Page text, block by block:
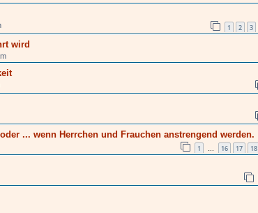
1 2 3
wird
... wenn Herrchen und Frauchen anstrengend werden.
1 … 16 17 18